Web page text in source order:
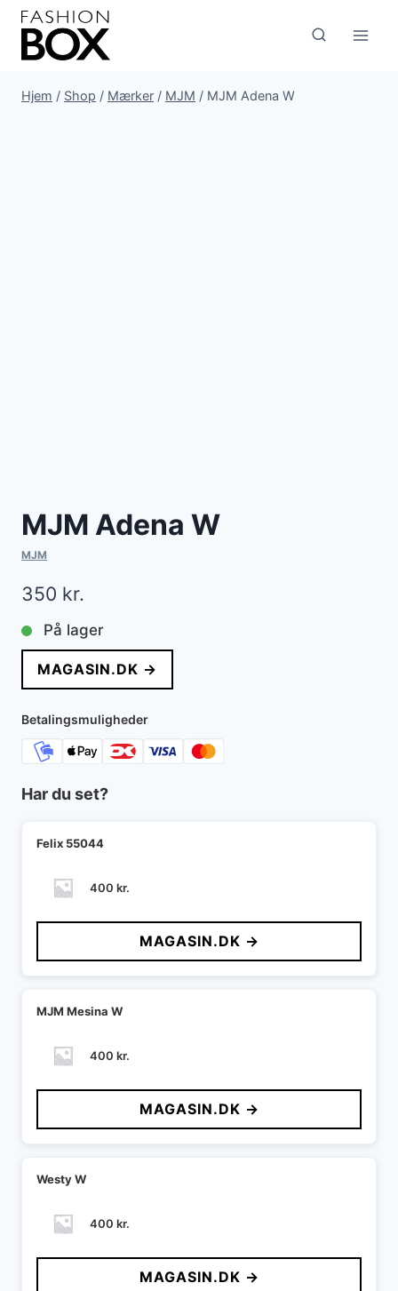
Fortsæt
indhold
Hjem / Shop / Mærker / MJM / MJM Adena W
MJM Adena W
MJM
350 kr.
På lager
MAGASIN.DK →
Betalingsmuligheder
Har du set?
Felix 55044
400 kr.
MAGASIN.DK →
MJM Mesina W
400 kr.
MAGASIN.DK →
Westy W
400 kr.
MAGASIN.DK →